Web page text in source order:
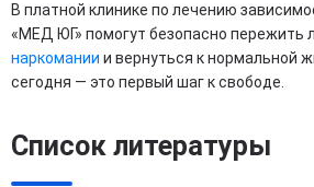
В платной клинике по лечению
«МЕД ЮГ» помогут безопасно пережить
наркомании и вернуться к нормальной
сегодня — это первый шаг к свободе.
Список литературы